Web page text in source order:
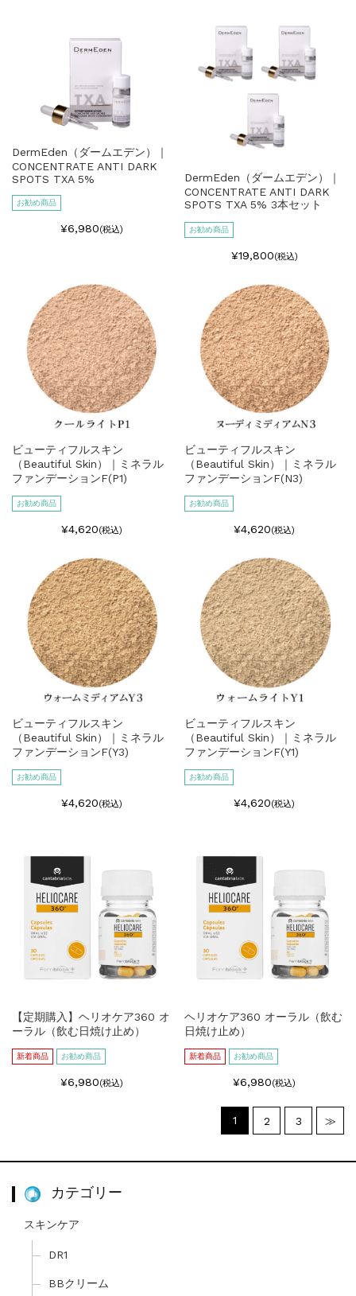
DermEden（ダームエデン）｜
CONCENTRATE ANTI DARK
SPOTS TXA 5%
お勧め商品
¥6,980(税込)
DermEden（ダームエデン）｜
CONCENTRATE ANTI DARK
SPOTS TXA 5% 3本セット
お勧め商品
¥19,800(税込)
ビューティフルスキン
（Beautiful Skin）｜ミネラル
ファンデーションF(P1)
お勧め商品
¥4,620(税込)
ビューティフルスキン
（Beautiful Skin）｜ミネラル
ファンデーションF(N3)
お勧め商品
¥4,620(税込)
ビューティフルスキン
（Beautiful Skin）｜ミネラル
ファンデーションF(Y3)
お勧め商品
¥4,620(税込)
ビューティフルスキン
（Beautiful Skin）｜ミネラル
ファンデーションF(Y1)
お勧め商品
¥4,620(税込)
【定期購入】ヘリオケア360 オ
ーラル（飲む日焼け止め）
新着商品 お勧め商品
¥6,980(税込)
ヘリオケア360 オーラル（飲む
日焼け止め）
新着商品 お勧め商品
¥6,980(税込)
1 2 3 ≫
カテゴリー
スキンケア
DR1
BBクリーム